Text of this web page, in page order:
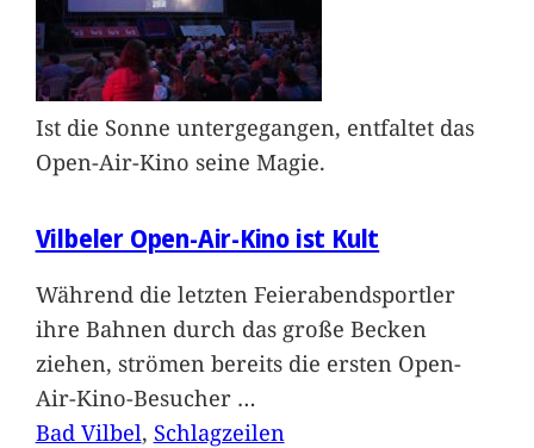
Ist die Sonne untergegangen, entfaltet das
Open-Air-Kino seine Magie.
Vilbeler Open-Air-Kino ist Kult
Während die letzten Feierabendsportler
ihre Bahnen durch das große Becken
ziehen, strömen bereits die ersten Open-
Air-Kino-Besucher …
Bad Vilbel, Schlagzeilen